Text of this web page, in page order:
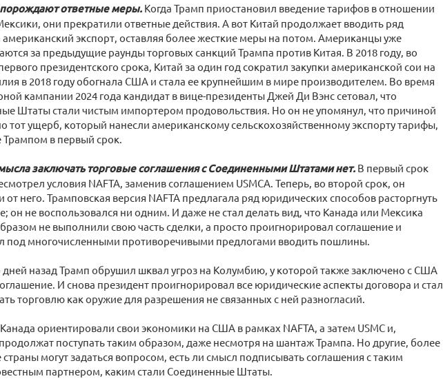
ответные меры. Когда Трамп приостановил введение тарифов в отношении
они прекратили ответные действия. А вот Китай продолжает вводить ряд
экспорт, оставляя более жесткие меры на потом. Американцы уже
за предыдущие раунды торговых санкций Трампа против Китая. В 2018 году, во
президентского срока, Китай за один год сократил закупки американской сои на
в 2018 году обогнала США и стала ее крупнейшим в мире производителем. Во время
кампании 2024 года кандидат в вице-президенты Джей Ди Вэнс сетовал, что
Штаты стали чистым импортером продовольствия. Но он не упомянул, что причиной
тот ущерб, который нанесли американскому сельскохозяйственному экспорту тарифы,
Трампом в первый срок.
заключать торговые соглашения с Соединенными Штатами нет. В первый срок
условия NAFTA, заменив соглашением USMCA. Теперь, во второй срок, он
от него. Трамповская версия NAFTA предлагала ряд юридических способов расторгнуть
он не воспользовался ни одним. И даже не стал делать вид, что Канада или Мексика
не выполнили свою часть сделки, а просто проигнорировал соглашение и
под многочисленными противоречивыми предлогами вводить пошлины.
дней назад Трамп обрушил шквал угроз на Колумбию, у которой также заключено с США
И снова президент проигнорировал все юридические аспекты договора и стал
торговлю как оружие для разрешения не связанных с ней разногласий.
ориентировали свои экономики на США в рамках NAFTA, а затем USMC и,
поступать таким образом, даже несмотря на шантаж Трампа. Но другие, более
могут задаться вопросом, есть ли смысл подписывать соглашения с таким
партнером, каким стали Соединенные Штаты.